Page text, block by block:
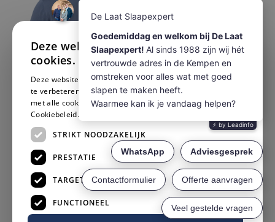
Wij maken voldoende tijd voor je vrij
Deze website maakt gebruik van
cookies.
Deze website gebruikt cookies om uw gebruikerservaring
te verbeteren. Door onze website te gebruiken, stemt u in
met alle cookies in overeenstemming met ons
Cookiebeleid.
STRIKT NOODZAKELIJK
PRESTATIE
TARGETING
FUNCTIONEEL